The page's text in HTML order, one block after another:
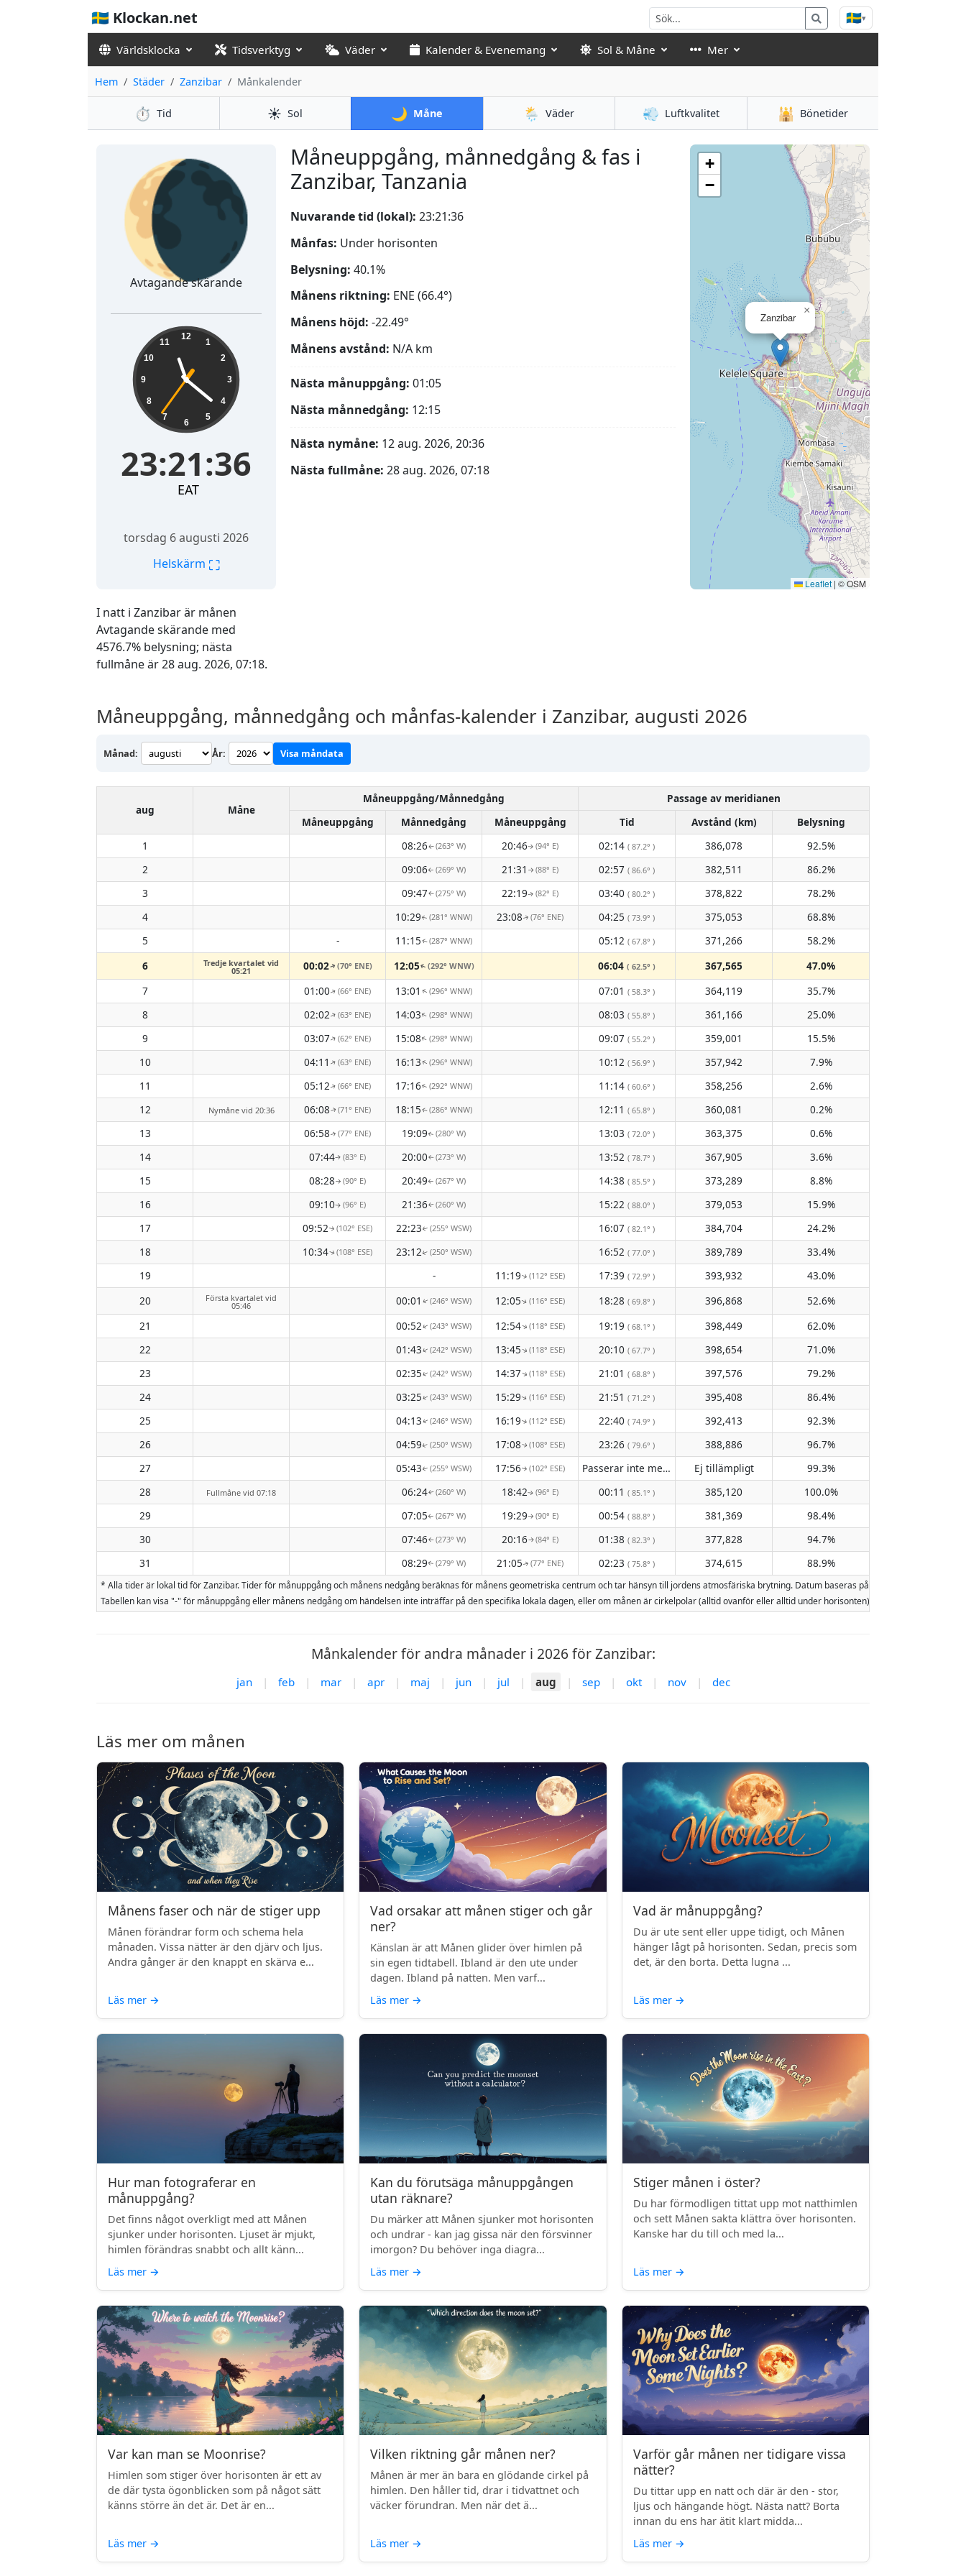
🇸🇪 Klockan.net 🇸🇪▾
Världsklocka Tidsverktyg Väder Kalender & Evenemang Sol & Måne Mer
Hem Städer Zanzibar Månkalender
⏱️ Tid ☀️ Sol 🌙 Måne 🌦️ Väder 💨 Luftkvalitet 🕌 Bönetider
Måneuppgång, månnedgång & fas i
Zanzibar, Tanzania
I natt i Zanzibar är månen
Avtagande skärande med
4576.7% belysning; nästa
fullmåne är 28 aug. 2026, 07:18.
🌘
Avtagande skärande
23:21:37 12
1
2
3
4
5
6
7
8
9
10
11
23:21:37
EAT
torsdag 6 augusti 2026
Helskärm ⛶
Nuvarande tid (lokal): 23:21:37
Månfas: Under horisonten
Belysning: 40.1%
Månens riktning: ENE (66.4°)
Månens höjd: -22.49°
Månens avstånd: N/A km
Nästa månuppgång: 01:05
Nästa månnedgång: 12:15
Nästa nymåne: 12 aug. 2026, 20:36
Nästa fullmåne: 28 aug. 2026, 07:18
Zanzibar
×
+
−
Leaflet | © OSM
Måneuppgång, månnedgång och månfas-kalender i Zanzibar, augusti 2026
Månad: År: Visa måndata
aug Måne
Måneuppgång/Månnedgång
Passage av meridianen
Måneuppgång
Månnedgång Måneuppgång Tid Avstånd (km)
Belysning
1
08:26↑(263° W) 20:46↑(94° E) 02:14 ( 87.2° ) 386,078
92.5%
2
09:06↑(269° W) 21:31 ↑(88° E) 02:57 ( 86.6° ) 382,511
86.2%
3
09:47↑(275° W) 22:19↑(82° E) 03:40 ( 80.2° ) 378,822
78.2%
4
10:29↑(281° WNW) 23:08↑(76° ENE) 04:25 ( 73.9° ) 375,053
68.8%
5
- 11:15↑(287° WNW) 05:12 ( 67.8° ) 371,266
58.2%
6
Tredje kvartalet vid
05:21 00:02↑(70° ENE) 12:05↑(292° WNW) 06:04 ( 62.5° ) 367,565
47.0%
7
01:00↑(66° ENE) 13:01 ↑(296° WNW) 07:01 ( 58.3° ) 364,119
35.7%
8
02:02↑(63° ENE) 14:03↑(298° WNW) 08:03 ( 55.8° ) 361,166
25.0%
9
03:07↑(62° ENE) 15:08↑(298° WNW) 09:07 ( 55.2° ) 359,001
15.5%
10
04:11 ↑(63° ENE) 16:13↑(296° WNW) 10:12 ( 56.9° ) 357,942
7.9%
11
05:12↑(66° ENE) 17:16↑(292° WNW) 11:14 ( 60.6° ) 358,256
2.6%
12
Nymåne vid 20:36 06:08↑(71° ENE) 18:15↑(286° WNW) 12:11 ( 65.8° ) 360,081
0.2%
13
06:58↑(77° ENE) 19:09↑(280° W) 13:03 ( 72.0° ) 363,375
0.6%
14
07:44↑(83° E) 20:00↑(273° W) 13:52 ( 78.7° ) 367,905
3.6%
15
08:28↑ (90° E) 20:49↑(267° W) 14:38 ( 85.5° ) 373,289
8.8%
16
09:10↑(96° E) 21:36↑(260° W) 15:22 ( 88.0° ) 379,053
15.9%
17
09:52↑(102° ESE) 22:23↑(255° WSW) 16:07 ( 82.1° ) 384,704
24.2%
18
10:34↑(108° ESE) 23:12↑(250° WSW) 16:52 ( 77.0° ) 389,789
33.4%
19
- 11:19↑(112° ESE) 17:39 ( 72.9° ) 393,932
43.0%
20
Första kvartalet vid
05:46 00:01 ↑(246° WSW) 12:05↑(116° ESE) 18:28 ( 69.8° ) 396,868
52.6%
21
00:52↑(243° WSW) 12:54↑(118° ESE) 19:19 ( 68.1° ) 398,449
62.0%
22
01:43↑(242° WSW) 13:45↑(118° ESE) 20:10 ( 67.7° ) 398,654
71.0%
23
02:35↑(242° WSW) 14:37↑(118° ESE) 21:01 ( 68.8° ) 397,576
79.2%
24
03:25↑(243° WSW) 15:29↑(116° ESE) 21:51 ( 71.2° ) 395,408
86.4%
25
04:13↑(246° WSW) 16:19↑(112° ESE) 22:40 ( 74.9° ) 392,413
92.3%
26
04:59↑(250° WSW) 17:08↑(108° ESE) 23:26 ( 79.6° ) 388,886
96.7%
27
05:43↑(255° WSW) 17:56↑(102° ESE) Passerar inte meridianen ( Ej tillämpligt )
Ej tillämpligt
99.3%
28
Fullmåne vid 07:18 06:24↑(260° W) 18:42↑(96° E) 00:11 ( 85.1° ) 385,120
100.0%
29
07:05↑(267° W) 19:29↑ (90° E) 00:54 ( 88.8° ) 381,369
98.4%
30
07:46↑(273° W) 20:16↑(84° E) 01:38 ( 82.3° ) 377,828
94.7%
31
08:29↑(279° W) 21:05↑(77° ENE) 02:23 ( 75.8° ) 374,615 88.9%
* Alla tider är lokal tid för Zanzibar. Tider för månuppgång och månens nedgång beräknas för månens geometriska centrum och tar hänsyn till jordens atmosfäriska brytning. Datum baseras på den gregorianska
Tabellen kan visa "-" för månuppgång eller månens nedgång om händelsen inte inträffar på den specifika lokala dagen, eller om månen är cirkelpolar (alltid ovanför eller alltid under horisonten). Två månuppgångar
Månkalender för andra månader i 2026 för Zanzibar:
jan | feb | mar | apr | maj | jun | jul | aug | sep | okt | nov | dec
Läs mer om månen
Månens faser och när de stiger upp
Månen förändrar form och schema hela
månaden. Vissa nätter är den djärv och ljus.
Andra gånger är den knappt en skärva e...
Läs mer →
Vad orsakar att månen stiger och går
ner?
Känslan är att Månen glider över himlen på
sin egen tidtabell. Ibland är den ute under
dagen. Ibland på natten. Men varf...
Läs mer →
Vad är månuppgång?
Du är ute sent eller uppe tidigt, och Månen
hänger lågt på horisonten. Sedan, precis som
det, är den borta. Detta lugna ...
Läs mer →
Hur man fotograferar en
månuppgång?
Det finns något overkligt med att Månen
sjunker under horisonten. Ljuset är mjukt,
himlen förändras snabbt och allt känn...
Läs mer →
Kan du förutsäga månuppgången
utan räknare?
Du märker att Månen sjunker mot horisonten
och undrar - kan jag gissa när den försvinner
imorgon? Du behöver inga diagra...
Läs mer →
Stiger månen i öster?
Du har förmodligen tittat upp mot natthimlen
och sett Månen sakta klättra över horisonten.
Kanske har du till och med la...
Läs mer →
Var kan man se Moonrise?
Himlen som stiger över horisonten är ett av
de där tysta ögonblicken som på något sätt
känns större än det är. Det är en...
Läs mer →
Vilken riktning går månen ner?
Månen är mer än bara en glödande cirkel på
himlen. Den håller tid, drar i tidvattnet och
väcker förundran. Men när det ä...
Läs mer →
Varför går månen ner tidigare vissa
nätter?
Du tittar upp en natt och där är den - stor,
ljus och hängande högt. Nästa natt? Borta
innan du ens har ätit klart midda...
Läs mer →